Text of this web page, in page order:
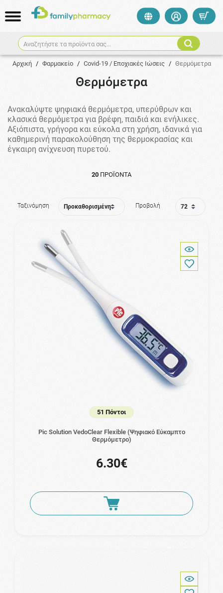
Αναζητήστε τα προϊόντα σας...
Αρχική / Φαρμακείο / Covid-19 / Εποχιακές Ιώσεις / Θερμόμετρα
Θερμόμετρα
Ανακαλύψτε ψηφιακά θερμόμετρα, υπερύθρων και
κλασικά θερμόμετρα για βρέφη, παιδιά και ενήλικες.
Αξιόπιστα, γρήγορα και εύκολα στη χρήση, ιδανικά για
καθημερινή παρακολούθηση της θερμοκρασίας και
έγκαιρη ανίχνευση πυρετού.
20 ΠΡΟΪΌΝΤΑ
Ταξινόμηση Προβολή
51 Πόντοι
Pic Solution VedoClear Flexible (Ψηφιακό Εύκαμπτο
Θερμόμετρο)
6.30€